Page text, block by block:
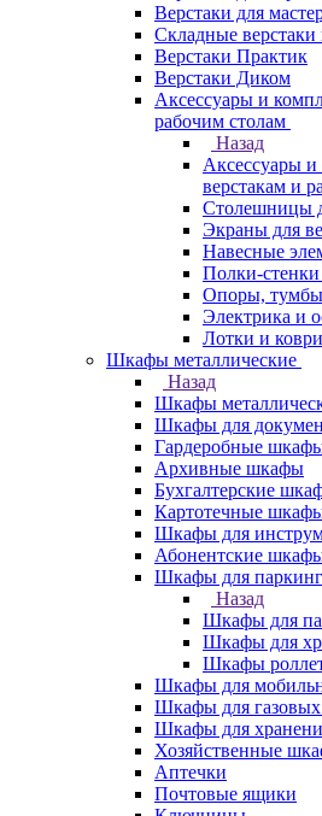
Верстаки для
Складные верстаки
Верстаки Практик
Верстаки Диком
Аксессуары и
рабочим столам
Назад
Аксессуары
верстакам и
Столешницы
Экраны для
Навесные
Полки-стенки
Опоры, тумбы
Электрика и
Лотки и
Шкафы металлические
Назад
Шкафы
Шкафы для
Гардеробные
Архивные шкафы
Бухгалтерские
Картотечные
Шкафы для
Абонентские
Шкафы для
Назад
Шкафы для
Шкафы для
Шкафы
Шкафы для
Шкафы для газовых
Шкафы для
Хозяйственные
Аптечки
Почтовые ящики